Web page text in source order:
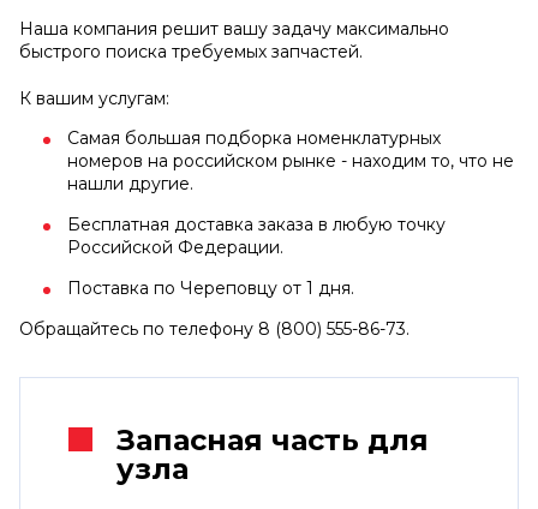
Наша компания решит вашу задачу максимально
быстрого поиска требуемых запчастей.
К вашим услугам:
Самая большая подборка номенклатурных
номеров на российском рынке - находим то, что не
нашли другие.
Бесплатная доставка заказа в любую точку
Российской Федерации.
Поставка по Череповцу от 1 дня.
Обращайтесь по телефону 8 (800) 555-86-73.
Запасная часть для
узла